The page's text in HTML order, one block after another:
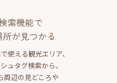
索機能で
が見つかる
使える観光エリア、
ュタグ検索から、
周辺の見どころや